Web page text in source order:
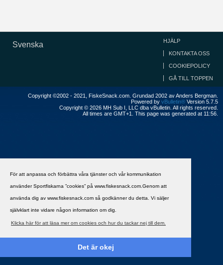
För att anpassa och förbättra våra tjänster och vår kommunikation
använder Sportfiskarna ”cookies” på www.fiskesnack.com.Genom att
använda dig av www.fiskesnack.com så godkänner du detta. Vi säljer
självklart inte vidare någon information om dig.
Klicka här för att läsa mer om cookies och hur du tackar nej till dem.
Det är okej
Svenska HJÄLP
KONTAKTA OSS
COOKIEPOLICY
GÅ TILL TOPPEN
Copyright ©2002 - 2021, FiskeSnack.com. Grundad 2002 av Anders Bergman.
Powered by vBulletin® Version 5.7.5
Copyright © 2026 MH Sub I, LLC dba vBulletin. All rights reserved.
All times are GMT+1. This page was generated at 11:56.